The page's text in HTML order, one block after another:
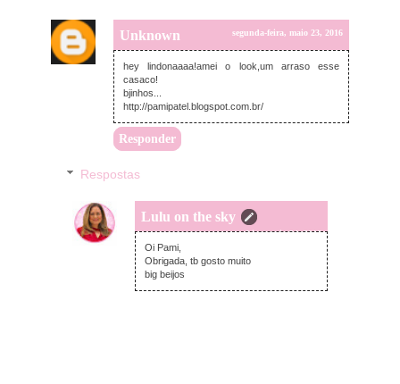
Unknown segunda-feira, maio 23, 2016
hey lindonaaaa!amei o look,um arraso esse
casaco!
bjinhos...
http://pamipatel.blogspot.com.br/
Responder
Respostas
Lulu on the sky
terça-feira, maio 24, 2016
Oi Pami,
Obrigada, tb gosto muito
big beijos